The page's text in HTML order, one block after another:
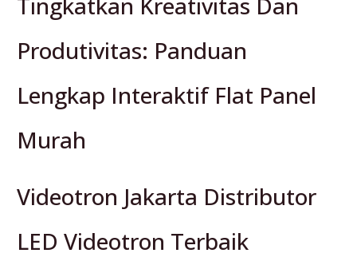
Produtivitas: Panduan
Lengkap Interaktif Flat Panel
Murah
Videotron Jakarta Distributor
LED Videotron Terbaik